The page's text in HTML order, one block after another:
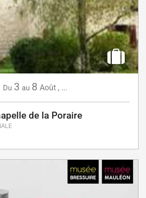
Du 3 au 8 Août , ...
de la Poraire